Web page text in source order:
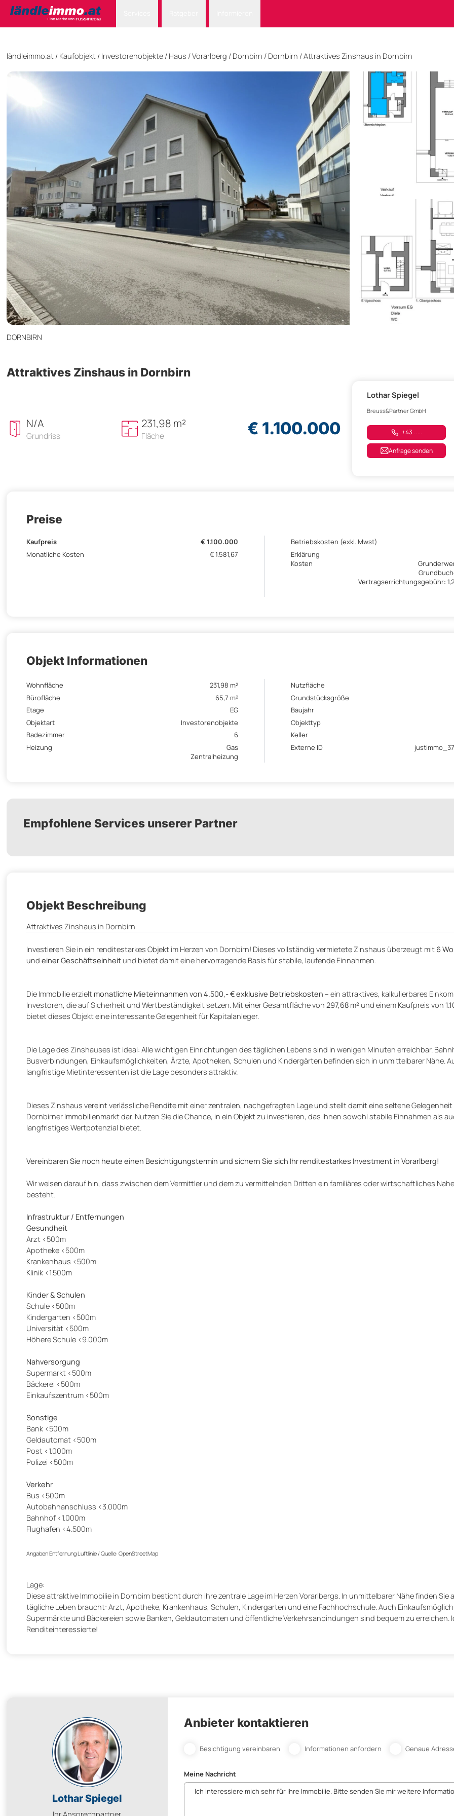
ländleimmo.at / Kaufobjekt / Investorenobjekte / Haus /Vorarlberg / Dornbirn / Dornbirn /Attraktives Zinshaus in Dornbirn
DORNBIRN
Attraktives Zinshaus in Dornbirn
N/A
Grundriss
231,98 m²
Fläche € 1.100.000
Lothar Spiegel
Breuss&Partner GmbH
+43 . ....
Anfrage senden
Preise
Kaufpreis € 1.100.000 Betriebskosten (exkl. Mwst)
Monatliche Kosten
€ 1.581,67
Erklärung
Kosten
Vertragserrichtungsgebühr:
Objekt Informationen
Wohnfläche 231,98 m² Nutzfläche
Bürofläche
65,7 m² Grundstücksgröße
Etage
EG Baujahr
Objektart
Investorenobjekte Objekttyp
Badezimmer
6 Keller
Heizung
Gas
Zentralheizung
Externe ID
Empfohlene Services unserer Partner
Objekt Beschreibung
Attraktives Zinshaus in Dornbirn
Investieren Sie in ein renditestarkes Objekt im Herzen von Dornbirn! Dieses vollständig vermietete Zinshaus überzeugt mit 6
und einer Geschäftseinheitund bietet damit eine hervorragende Basis für stabile, laufende Einnahmen.
Die Immobilie erzielt monatliche Mieteinnahmen von 4.500,- € exklusive Betriebskosten – ein attraktives, kalkulierbares
Investoren, die auf Sicherheit und Wertbeständigkeit setzen. Mit einer Gesamtfläche von 297,68 m² und einem Kaufpreis von
bietet dieses Objekt eine interessante Gelegenheit für Kapitalanleger.
Die Lage des Zinshauses ist ideal: Alle wichtigen Einrichtungen des täglichen Lebens sind in wenigen Minuten erreichbar.
Busverbindungen, Einkaufsmöglichkeiten, Ärzte, Apotheken, Schulen und Kindergärten befinden sich in unmittelbarer Nähe.
langfristige Mietinteressenten ist die Lage besonders attraktiv.
Dieses Zinshaus vereint verlässliche Rendite mit einer zentralen, nachgefragten Lage und stellt damit eine seltene
Dornbirner Immobilienmarkt dar. Nutzen Sie die Chance, in ein Objekt zu investieren, das Ihnen sowohl stabile Einnahmen als
langfristiges Wertpotenzial bietet.
Vereinbaren Sie noch heute einen Besichtigungstermin und sichern Sie sich Ihr renditestarkes Investment in Vorarlberg!
Wir weisen darauf hin, dass zwischen dem Vermittler und dem zu vermittelnden Dritten ein familiäres oder wirtschaftliches
besteht.
Infrastruktur / Entfernungen
Gesundheit
Arzt <500m
Apotheke <500m
Krankenhaus <500m
Klinik <1.500m
Kinder & Schulen
Schule <500m
Kindergarten <500m
Universität <500m
Höhere Schule <9.000m
Nahversorgung
Supermarkt <500m
Bäckerei <500m
Einkaufszentrum <500m
Sonstige
Bank <500m
Geldautomat <500m
Post <1.000m
Polizei <500m
Verkehr
Bus <500m
Autobahnanschluss <3.000m
Bahnhof <1.000m
Flughafen <4.500m
Angaben Entfernung Luftlinie / Quelle: OpenStreetMap
Lage:
Diese attraktive Immobilie in Dornbirn besticht durch ihre zentrale Lage im Herzen Vorarlbergs. In unmittelbarer Nähe finden Sie
tägliche Leben braucht: Arzt, Apotheke, Krankenhaus, Schulen, Kindergarten und eine Fachhochschule. Auch
Supermärkte und Bäckereien sowie Banken, Geldautomaten und öffentliche Verkehrsanbindungen sind bequem zu erreichen.
Renditeinteressierte!
Lothar Spiegel
Anbieter kontaktieren
Besichtigung vereinbaren Informationen anfordern Genaue
Meine Nachricht